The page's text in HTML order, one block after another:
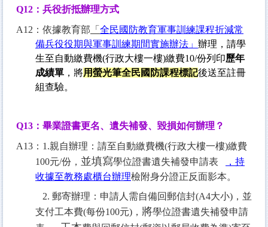
Q12 ：兵役折抵辦理方式
A12：依據教育部 「 全民國防教育軍事訓練課程折減常
備兵役役期與軍事訓練期間實施辦法」 辦理，請學
生至自動繳費機(行政大樓一樓)繳費10/份列印歷年
成績單 ，將用螢光筆全民國防課程標記後送至註冊
組查驗。
Q13 ：畢業證書更名、遺失補發、毀損如何辦理？
A13：1.親自辦理：請至自動繳費機(行政大樓一樓)繳費
100元/份， 並填寫學位證書遺失補發申請表
，持
收據至教務處櫃台辦理檢附身分證正反面影本。
2. 郵寄辦理：申請人需自備回郵信封(A4大小)，並
支付工本費(每份100元)， 將學位證書遺失補發申請